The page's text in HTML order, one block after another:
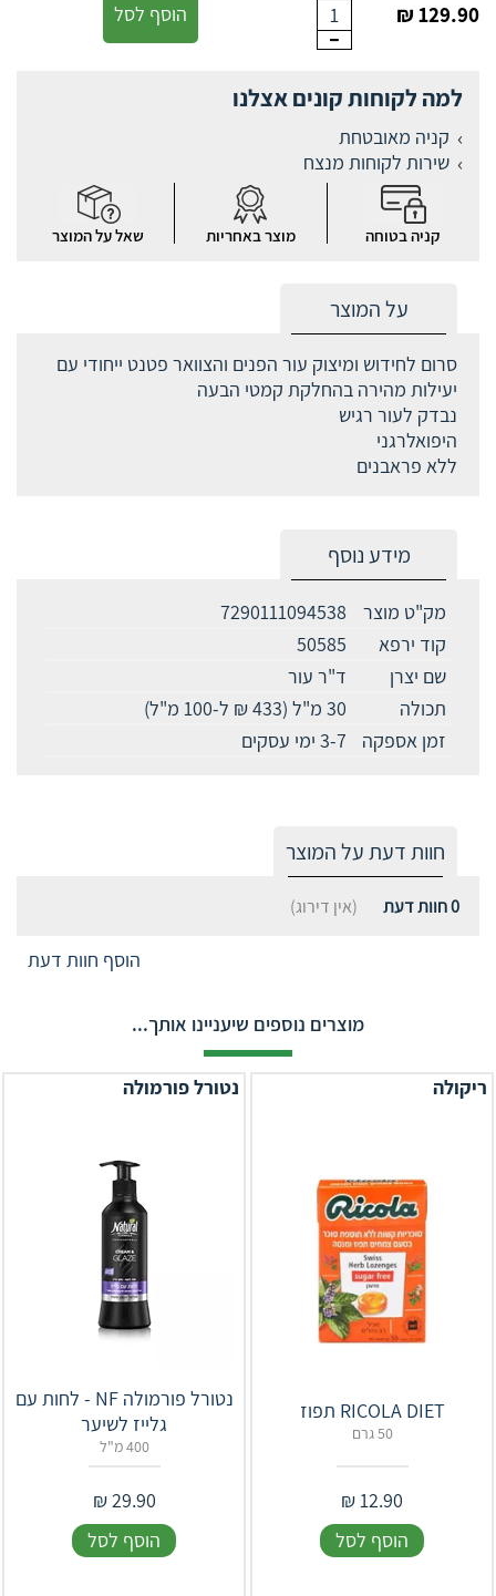
129.90 ₪
1 הוסף לסל
למה לקוחות קונים אצלנו
קניה מאובטחת
שירות לקוחות מנצח
קניה בטוחה מוצר באחריות שאל על המוצר
על המוצר
סרום לחידוש ומיצוק עור הפנים והצוואר פטנט ייחודי עם
יעילות מהירה בהחלקת קמטי הבעה
נבדק לעור רגיש
היפואלרגני
ללא פראבנים
מידע נוסף
מק"ט מוצר
7290111094538
קוד ירפא
50585
שם יצרן
ד"ר עור
תכולה
30 מ"ל (433 ₪ ל-100 מ"ל)
זמן אספקה
3-7 ימי עסקים
חוות דעת על המוצר
0חוות דעת (אין דירוג)
הוסף חוות דעת
מוצרים נוספים שיעניינו אותך...
ריקולה
RICOLA DIET תפוז
50 גרם
12.90
₪
הוסף לסל
נטורל פורמולה
נטורל פורמולה NF - לחות עם
גלייז לשיער
400 מ"ל
29.90
₪
הוסף לסל